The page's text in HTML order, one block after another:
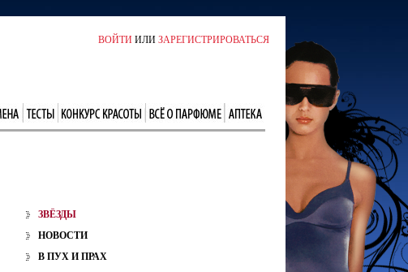
ВОЙТИИЛИЗАРЕГИСТРИРОВАТЬСЯ
ЗВЁЗДЫ
НОВОСТИ
В ПУХ И ПРАХ